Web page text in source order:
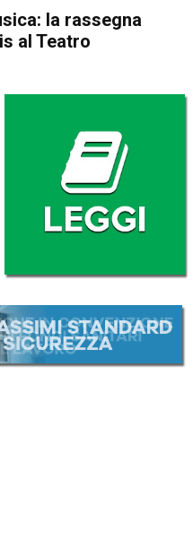
la rassegna
al Teatro
Publiredazionale
in musica:
+”
Teatro
2024 16:50)